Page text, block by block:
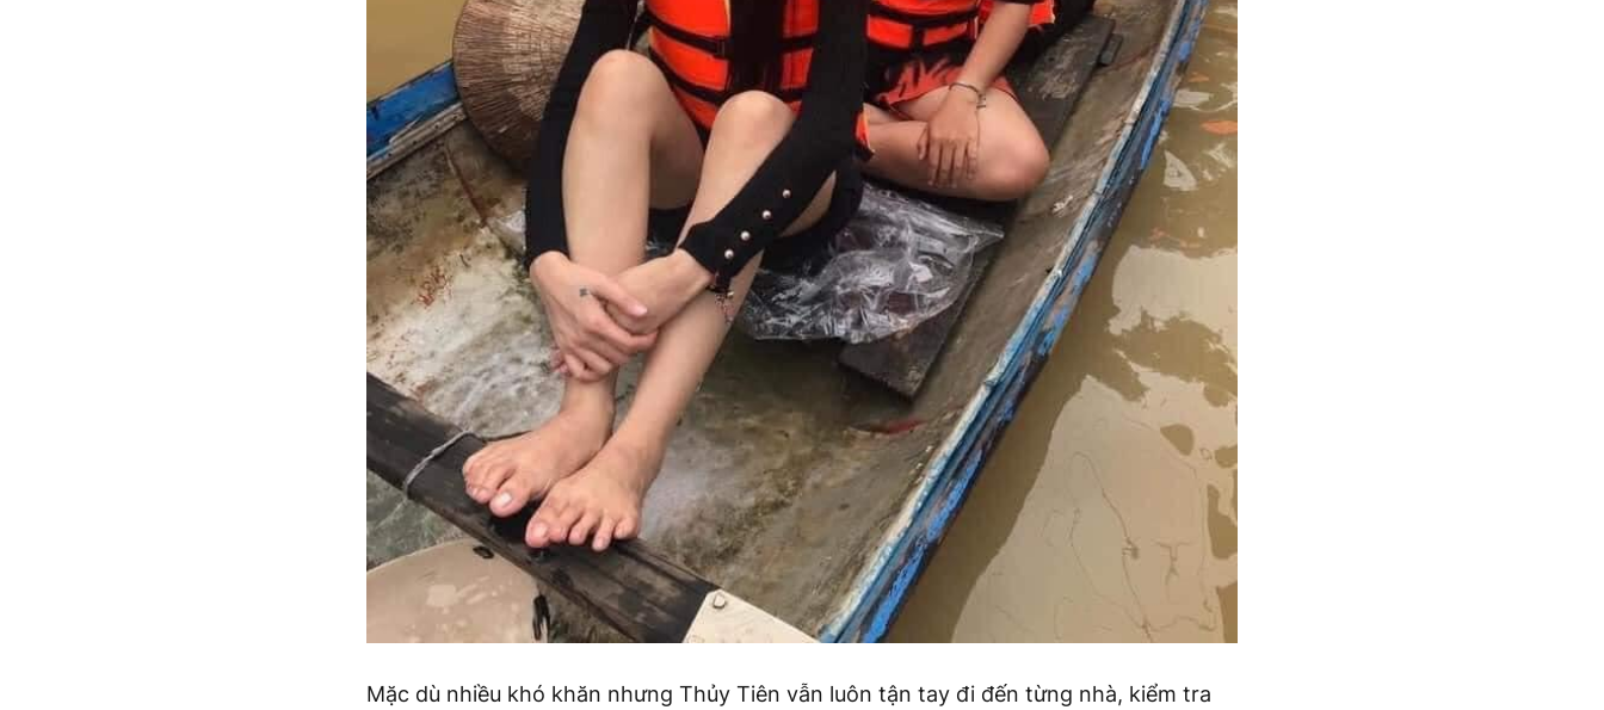
Mặc dù nhiều khó khăn nhưng Thủy Tiên vẫn luôn tận tay đi đến từng nhà, kiểm tra